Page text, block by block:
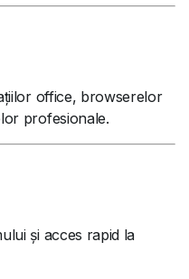
office, browserelor
profesionale.
și acces rapid la